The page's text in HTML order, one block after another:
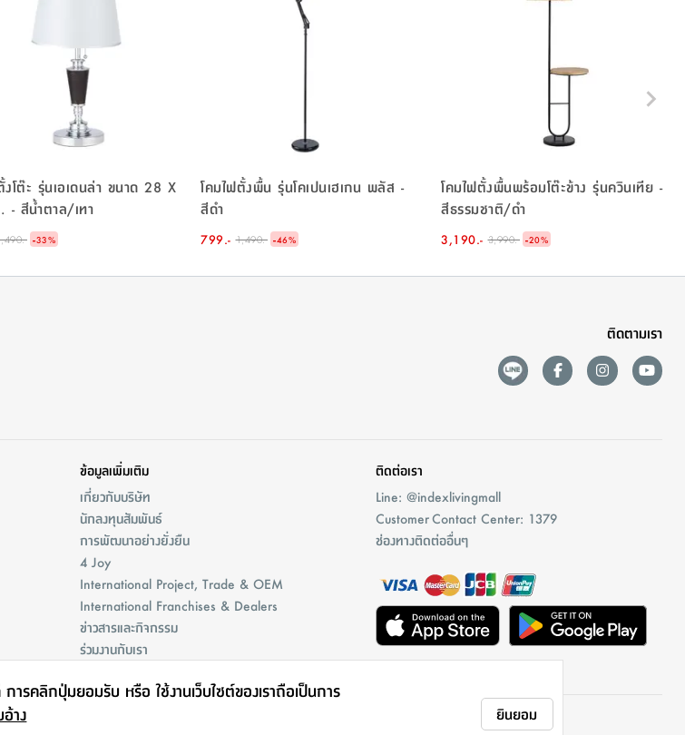
งโต๊ะ รุ่นเอเดนล่า ขนาด 28 X
- สีน้ำตาล/เทา
-33%
โคมไฟตั้งพื้น รุ่นโคเปนเฮเกน พลัส -
สีดำ
799.- 1,490.- -46%
โคมไฟตั้งพื้นพร้อมโต๊ะข้าง รุ่นควินเทีย -
สีธรรมชาติ/ดำ
3,190.- 3,990.- -20%
ติดตามเรา
ข้อมูลเพิ่มเติม
เกี่ยวกับบริษัท
นักลงทุนสัมพันธ์
การพัฒนาอย่างยั่งยืน
4 Joy
International Project, Trade & OEM
International Franchises & Dealers
ข่าวสารและกิจกรรม
ร่วมงานกับเรา
ติดต่อเรา
Line: @indexlivingmall
Customer Contact Center: 1379
ช่องทางติดต่ออื่นๆ
ยความเป็นส่วนตัว
รคลิกปุ่มยอมรับ หรือ ใช้งานเว็บไซต์ของเราถือเป็นการ
าง ยินยอม